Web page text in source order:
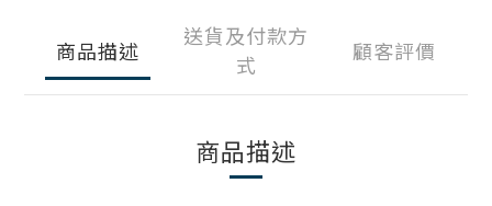
商品描述
送貨及付款方
式
顧客評價
商品描述